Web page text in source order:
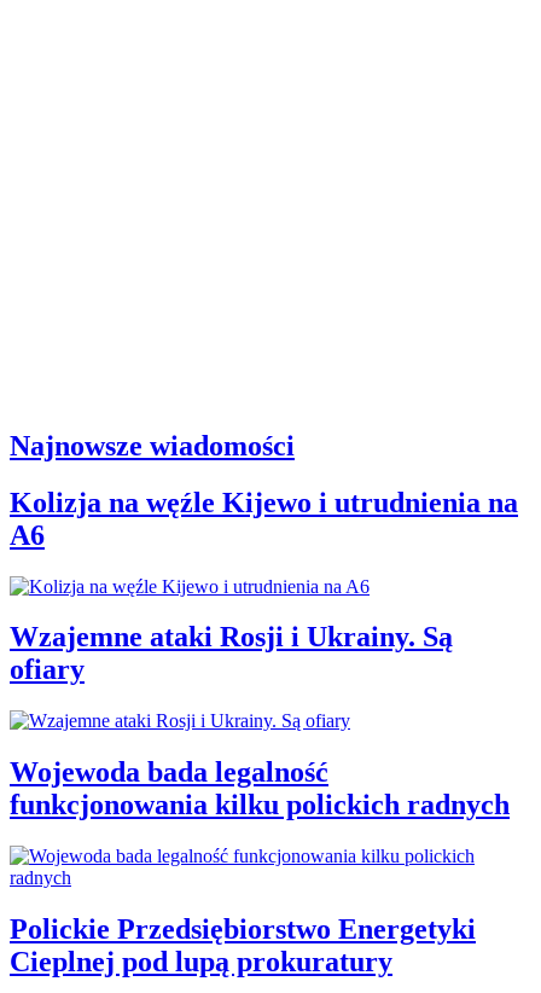
Najnowsze wiadomości
Kolizja na węźle Kijewo i utrudnienia na
A6
Wzajemne ataki Rosji i Ukrainy. Są
ofiary
Wojewoda bada legalność
funkcjonowania kilku polickich radnych
Polickie Przedsiębiorstwo Energetyki
Cieplnej pod lupą prokuratury